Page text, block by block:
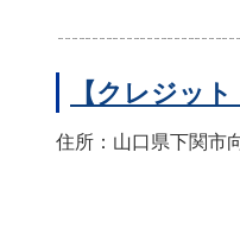
【クレジッ
住所：山口県下関市